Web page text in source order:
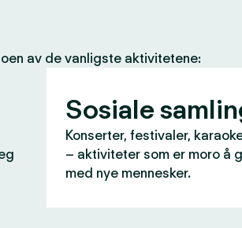
av de vanligste aktivitetene:
Sosiale
Konserter, festivaler,
– aktiviteter som er moro å
med nye mennesker.